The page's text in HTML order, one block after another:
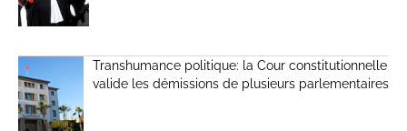
Transhumance politique: la Cour constitutionnelle
valide les démissions de plusieurs parlementaires